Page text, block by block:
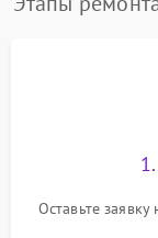
Оставьте